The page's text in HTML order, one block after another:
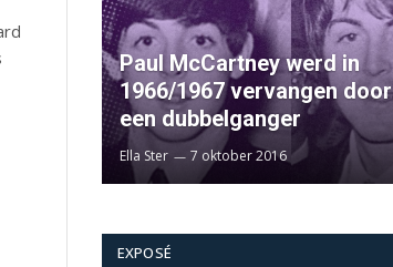
Paul McCartney werd in
1966/1967 vervangen door
een dubbelganger
Ella Ster 7 oktober 2016
EXPOSÉ